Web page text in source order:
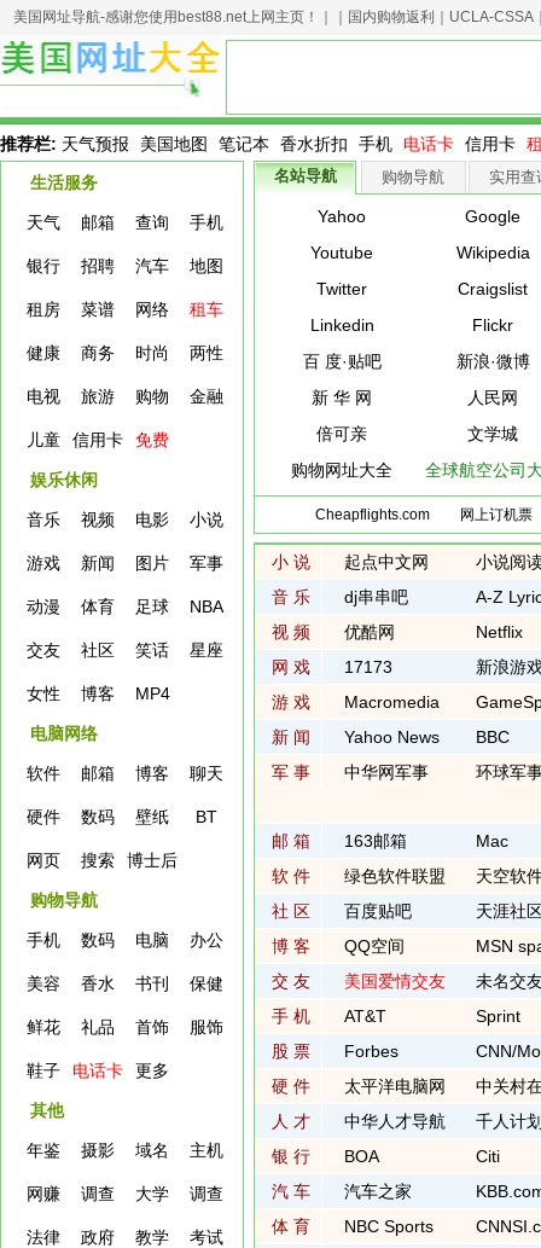
美国网址导航-感谢您使用best88.net上网主页！｜｜ 国内购物返利 UCLA-CSSA
推荐栏: 天气预报 美国地图 笔记本 香水折扣 手机 电话卡 信用卡
生活服务
天气 邮箱 查询 手机
银行 招聘 汽车 地图
租房 菜谱 网络 租车
健康 商务 时尚 两性
电视 旅游 购物 金融
儿童 信用卡 免费
娱乐休闲
音乐 视频 电影 小说
游戏 新闻 图片 军事
动漫 体育 足球 NBA
交友 社区 笑话 星座
女性 博客 MP4
电脑网络
软件 邮箱 博客 聊天
硬件 数码 壁纸 BT
网页 搜索 博士后
购物导航
手机 数码 电脑 办公
美容 香水 书刊 保健
鲜花 礼品 首饰 服饰
鞋子 电话卡 更多
其他
年鉴 摄影 域名 主机
网赚 调查 大学 调查
法律 政府 教学 考试
名站导航 购物导航 实用查
Yahoo
Google
Youtube
Wikipedia
Twitter
Craigslist
Linkedin
Flickr
百 度·贴吧 新浪·微博
新 华 网
人民网
倍可亲
文学城
购物网址大全
全球航空公司
Cheapflights.com 网上订机票
小 说 起点中文网
小说阅
音 乐
dj串串吧
A-Z
视 频
优酷网
Netflix
网 戏
17173
新浪游
游 戏
Macromedia
新 闻
Yahoo News
BBC
军 事
中华网军事 环球军
邮 箱 163邮箱
Mac
软 件
绿色软件联盟
天空软
社 区
百度贴吧
天涯社
博 客
QQ空间
MSN
交 友
美国爱情交友
未名交
手 机
AT&T
Sprint
股 票
Forbes
CNN/
硬 件
太平洋电脑网
中关村
人 才
中华人才导航
千人计
银 行
BOA
Citi
汽 车
汽车之家
体 育
NBC Sports